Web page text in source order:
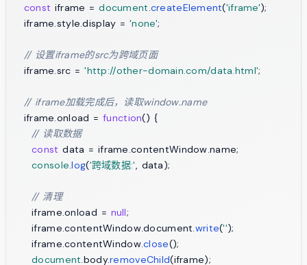
const iframe = document createElement('iframe');
  iframe.
style .display = 'none';
// 设置iframe的src为跨域页面
  iframe.
src = 'http://other-domain.com/data.html';
// iframe加载完成后，读取window.name
  iframe.
onload = function() {
// 读取数据
const data = iframe.contentWindow name;
console .log('跨域数据:' , data);
// 清理
    iframe.
onload = null;
    iframe.
contentWindow.document write('');
    iframe.
contentWindow.close();
document body.removeChild(iframe);